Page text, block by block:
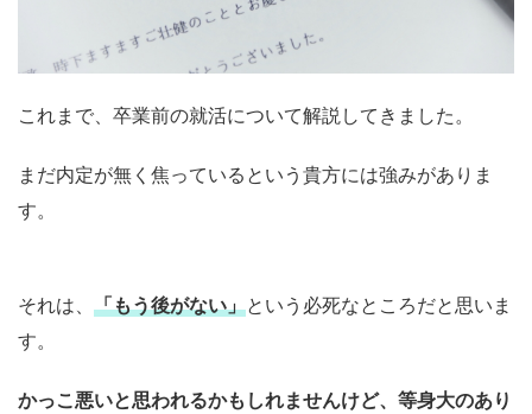
これまで、卒業前の就活について解説してきました。
まだ内定が無く焦っているという貴方には強みがありま
す。
それは、 「もう後がない」という必死なところだと思いま
す。
かっこ悪いと思われるかもしれませんけど、等身大のあり